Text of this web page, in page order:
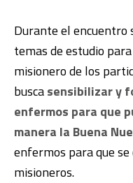
Durante el
temas de estudio
misionero de los
buscasensibilizar y
enfermos para que
manera la Buena
enfermos para que
misioneros.